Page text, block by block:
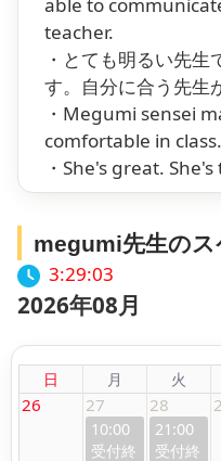
able to
teacher.
・とても明るい先
す。自分に合う先生
・Megumi sensei
comfortable in class.
・She's great.
megumi先生の
3:29:04
2026年08月
日 月 火
26 27
10:00
28
21:00